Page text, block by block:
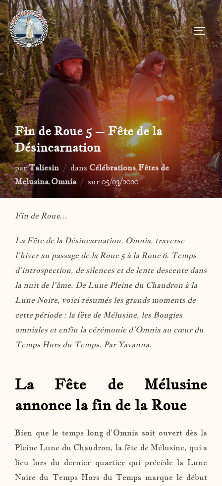
Aller
au
contenu
Fin de Roue 5 – Fête de la
Désincarnation
parTaliesin dans Célébrations,Fêtes de
Melusina,Omnia sur Publié
05/03/2020
Fin de Roue…
La Fête de la Désincarnation, Omnia, traverse
l’hiver au passage de la Roue 5 à la Roue 6. Temps
d’introspection, de silences et de lente descente dans
la nuit de l’âme. De Lune Pleine du Chaudron à la
Lune Noire, voici résumés les grands moments de
cette période : la fête de Mélusine, les Bougies
omniales et enfin la cérémonie d’Omnia au cœur du
Temps Hors du Temps. Par Yavanna.
La Fête de Mélusine
annonce la fin de la Roue
Bien que le temps long d’Omnia soit ouvert dès la
Pleine Lune du Chaudron, la fête de Mélusine, qui a
lieu lors du dernier quartier qui précède la Lune
Noire du Temps Hors du Temps marque le début